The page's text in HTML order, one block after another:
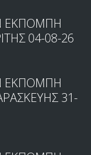
ΕΚΠΟΜΠΗ
04-08-26
ΕΚΠΟΜΠΗ
31-